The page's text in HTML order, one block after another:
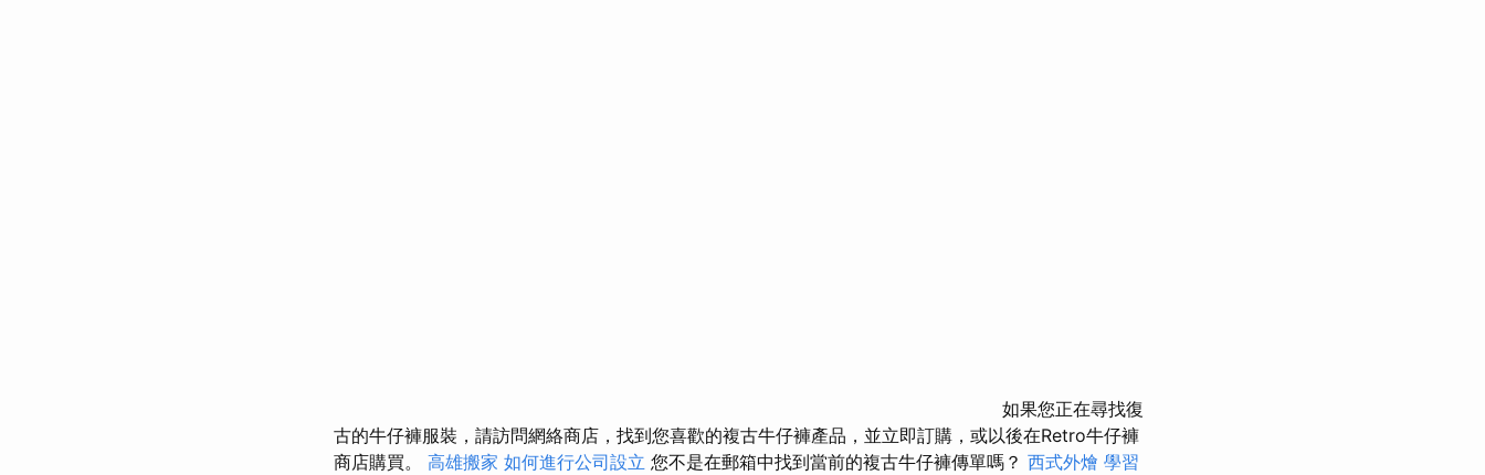
如果您正在尋找復
古的牛仔褲服裝，請訪問網絡商店，找到您喜歡的複古牛仔褲產品，並立即訂購，或以後在Retro牛仔褲
商店購買。 高雄搬家 如何進行公司設立 您不是在郵箱中找到當前的複古牛仔褲傳單嗎？ 西式外燴 學習